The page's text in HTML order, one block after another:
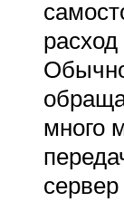
много